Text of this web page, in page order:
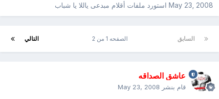
May 23, 2008استورد ملفات أقلام مبدعى ياللا يا شباب
السابق التالي الصفحه 1 من 2
عاشق الصداقه
قام بنشر May 23, 2008